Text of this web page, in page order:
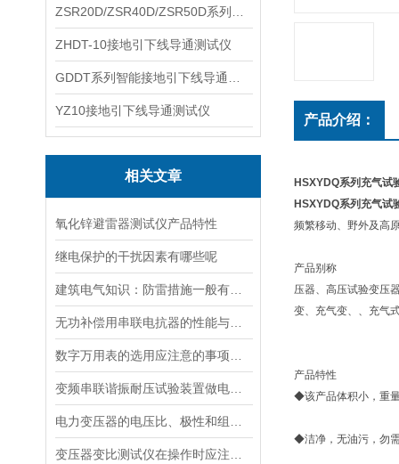
ZHDT-10接地引下线导通测试仪
YZ10接地引下线导通测试仪
相关文章
氧化锌避雷器测试仪产品特性
继电保护的干扰因素有哪些呢
产品介绍：
HSXYDQ系列充气试
HSXYDQ系列充气试
频繁移动、野外及高
产品别称
压器、高压试验变压
变、充气变、、充气
产品特性
◆该产品体积小，重
◆洁净，无油污，勿